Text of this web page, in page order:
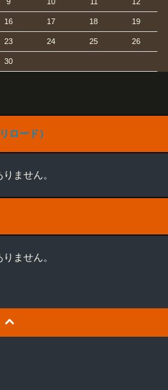
16 17 18 19
23 24 25 26
30
ロード）
ません。
ません。